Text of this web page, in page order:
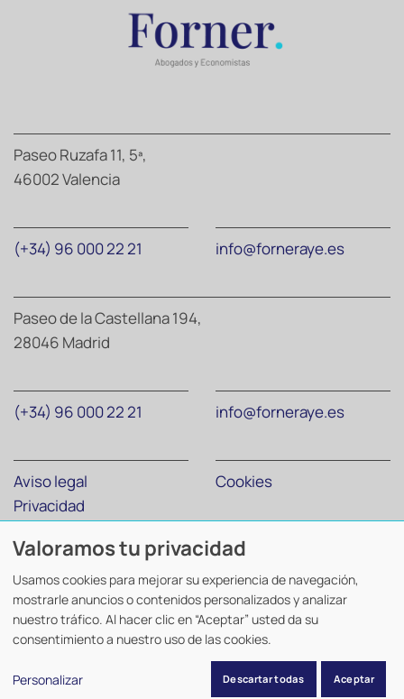
Paseo Ruzafa 11, 5ª,
46002 Valencia
(+34) 96 000 22 21 info@forneraye.es
Paseo de la Castellana 194,
28046 Madrid
(+34) 96 000 22 21 info@forneraye.es
Aviso legal
Privacidad
Cookies
Forner Abogados y Economistas
2026. Todos los derechos
reservados.
Diseño y desarrollo TuchoDigital.
Valoramos tu privacidad
Usamos cookies para mejorar su experiencia de navegación,
mostrarle anuncios o contenidos personalizados y analizar
nuestro tráfico. Al hacer clic en “Aceptar” usted da su
consentimiento a nuestro uso de las cookies.
Personalizar Descartar todas Aceptar